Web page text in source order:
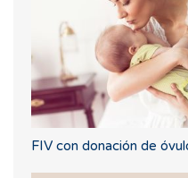
FIV con donación de